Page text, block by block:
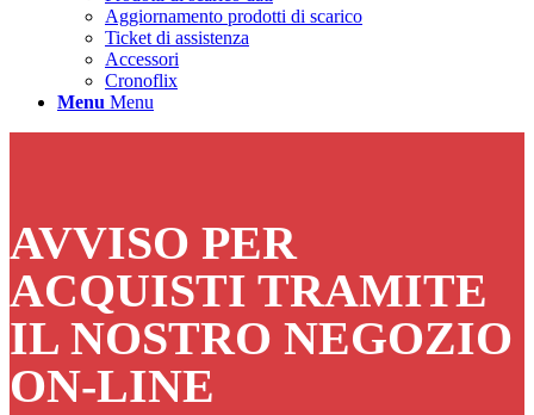
Aggiornamento prodotti di scarico
Ticket di assistenza
Accessori
Cronoflix
Menu Menu
AVVISO PER
ACQUISTI TRAMITE
IL NOSTRO NEGOZIO
ON-LINE